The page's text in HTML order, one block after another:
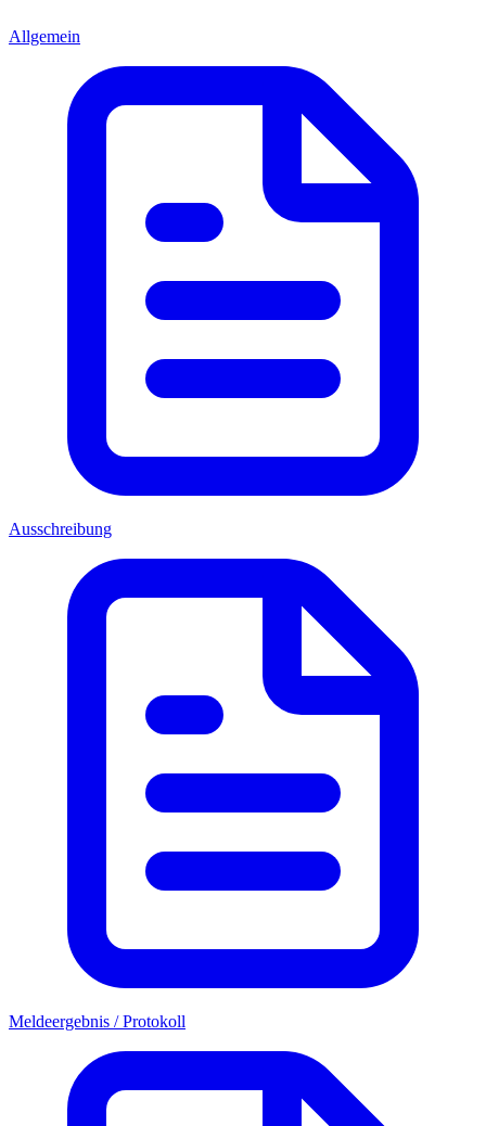
Allgemein
Ausschreibung
Meldeergebnis / Protokoll